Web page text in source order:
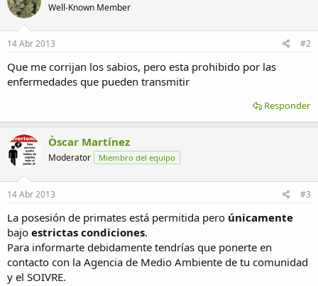
Well-Known Member
14 Abr 2013 #2
Que me corrijan los sabios, pero esta prohibido por las
enfermedades que pueden transmitir
Responder
Òscar Martínez
Moderator Miembro del equipo
14 Abr 2013 #3
La posesión de primates está permitida pero únicamente
bajo estrictas condiciones.
Para informarte debidamente tendrías que ponerte en
contacto con la Agencia de Medio Ambiente de tu comunidad
y el SOIVRE.